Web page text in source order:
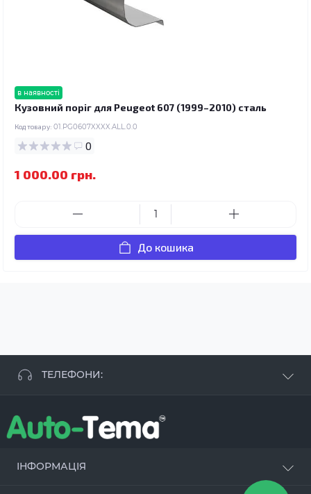
в наявності
Кузовний поріг для Peugeot 607 (1999–2010) сталь
Код товару: 01.PG0607XXXX.ALL.0.0
0
1 000.00 грн.
До кошика
ТЕЛЕФОНИ:
+38 096 250 84 38
+38 099 657 61 50
ІНФОРМАЦІЯ